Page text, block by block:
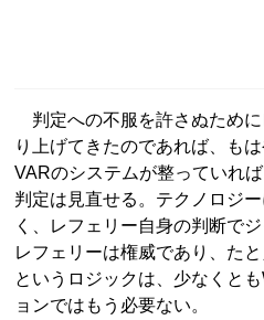
判定への不服を許さぬため
り上げてきたのであれば、も
VARのシステムが整っていれ
判定は見直せる。テクノロジ
く、レフェリー自身の判断で
レフェリーは権威であり、た
というロジックは、少なくと
ョンではもう必要ない。